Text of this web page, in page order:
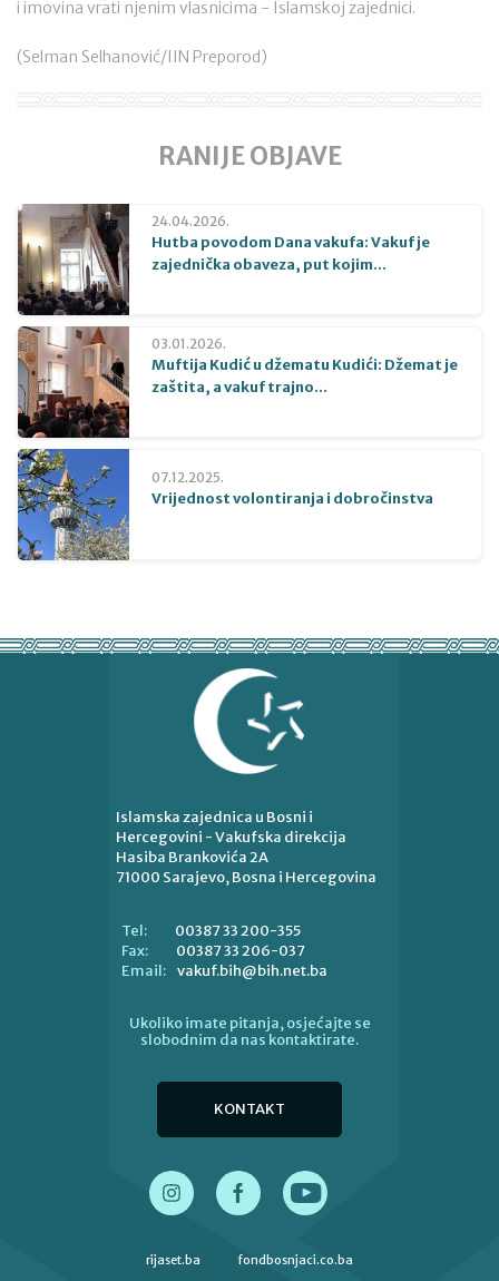
i imovina vrati njenim vlasnicima - Islamskoj zajednici.
(Selman Selhanović/IIN Preporod)
RANIJE OBJAVE
24.04.2026.
Hutba povodom Dana vakufa: Vakuf je
zajednička obaveza, put kojim...
03.01.2026.
Muftija Kudić u džematu Kudići: Džemat je
zaštita, a vakuf trajno...
07.12.2025.
Vrijednost volontiranja i dobročinstva
Islamska zajednica u Bosni i
Hercegovini - Vakufska direkcija
Hasiba Brankovića 2A
71000 Sarajevo, Bosna i Hercegovina
Tel:
00387 33 200-355
Fax:
00387 33 206-037
Email: vakuf.bih@bih.net.ba
Ukoliko imate pitanja, osjećajte se
slobodnim da nas kontaktirate.
KONTAKT
rijaset.ba fondbosnjaci.co.ba